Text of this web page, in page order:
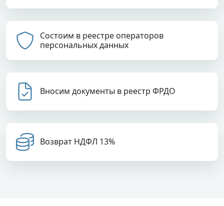
Состоим в реестре операторов
персональных данных
Вносим документы в реестр ФРДО
Возврат НДФЛ 13%